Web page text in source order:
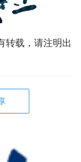
转载，请注明出